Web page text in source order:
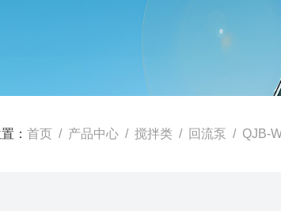
： 首页 / 产品中心 / 搅拌类 / 回流泵 / QJB-